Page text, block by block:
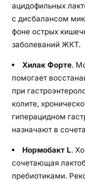
ацидофильных
с дисбалансом
фоне острых
заболеваний ЖКТ.
Хилак Форте.
помогает
при
колите,
гиперацидном
назначают в
Нормобакт L.
сочетающая
пребиотиками.